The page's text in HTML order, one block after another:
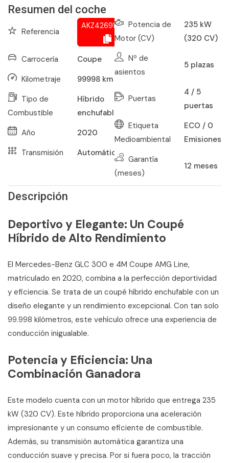
Resumen del coche
Referencia
AKZ426917798
Carrocería
Coupe
Kilometraje
99998 km
Tipo de
Combustible
Híbrido
enchufable
Año
2020
Transmisión
Automático
Potencia de
Motor (CV)
235 kW
(320 CV)
Nº de
asientos
5 plazas
Puertas
4 / 5
puertas
Etiqueta
Medioambiental
ECO / 0
Emisiones
Garantía
(meses)
12 meses
Descripción
Deportivo y Elegante: Un Coupé
Híbrido de Alto Rendimiento
El Mercedes-Benz GLC 300 e 4M Coupe AMG Line,
matriculado en 2020, combina a la perfección deportividad
y eficiencia. Se trata de un coupé híbrido enchufable con un
diseño elegante y un rendimiento excepcional. Con tan solo
99.998 kilómetros, este vehículo ofrece una experiencia de
conducción inigualable.
Potencia y Eficiencia: Una
Combinación Ganadora
Este modelo cuenta con un motor híbrido que entrega 235
kW (320 CV). Este híbrido proporciona una aceleración
impresionante y un consumo eficiente de combustible.
Además, su transmisión automática garantiza una
conducción suave y precisa. Por si fuera poco, la tracción